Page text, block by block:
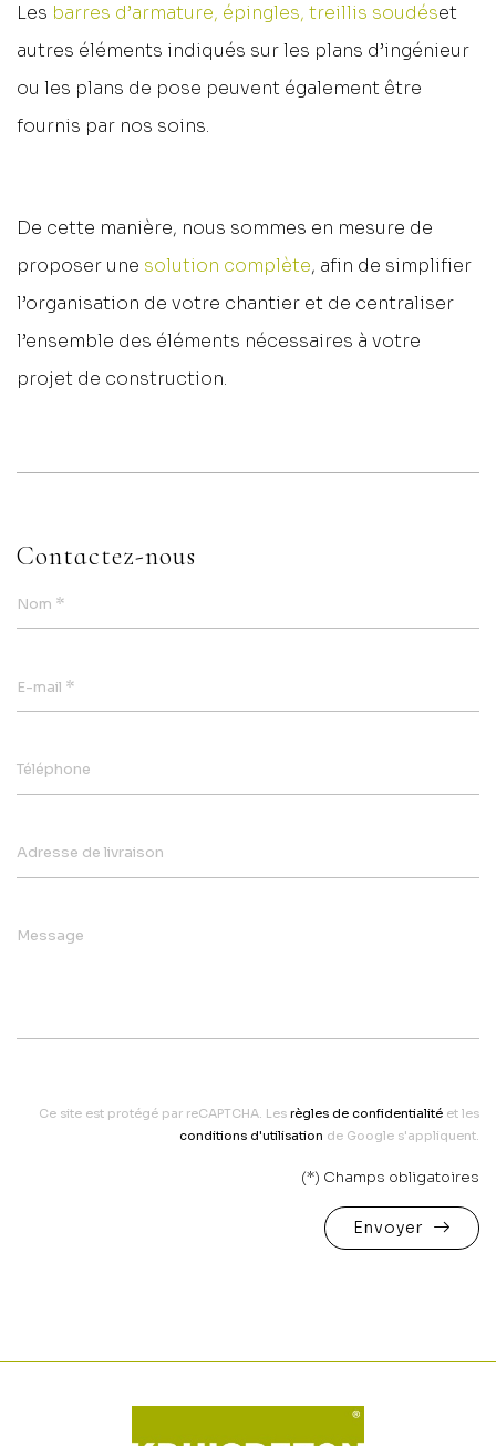
Les barres d’armature, épingles, treillis soudéset
autres éléments indiqués sur les plans d’ingénieur
ou les plans de pose peuvent également être
fournis par nos soins.
De cette manière, nous sommes en mesure de
proposer une solution complète, afin de simplifier
l’organisation de votre chantier et de centraliser
l’ensemble des éléments nécessaires à votre
projet de construction.
Contactez-nous
Nom *
E-mail *
Téléphone
Adresse de livraison
Message
Ce site est protégé par reCAPTCHA. Les règles de confidentialité et les
conditions d'utilisation de Google s'appliquent.
(*) Champs obligatoires
Envoyer